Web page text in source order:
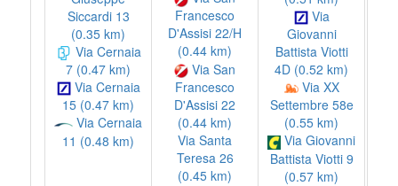
Siccardi 13
(0.35 km)
Via Cernaia
7 (0.47 km)
Via Cernaia
15 (0.47 km)
Via Cernaia
11 (0.48 km)
Francesco
D'Assisi 22/H
(0.44 km)
Via San
Francesco
D'Assisi 22
(0.44 km)
Via Santa
Teresa 26
(0.45 km)
Via
Giovanni
Battista Viotti
4D (0.52 km)
Via XX
Settembre 58e
(0.55 km)
Via Giovanni
Battista Viotti 9
(0.57 km)